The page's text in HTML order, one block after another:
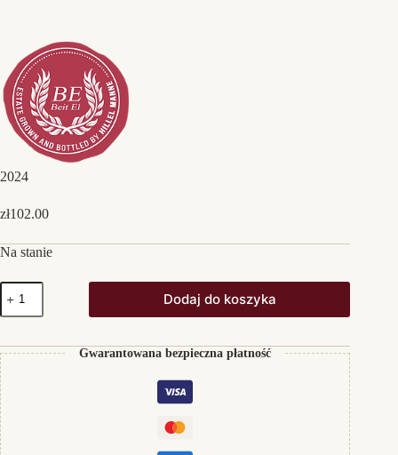
2024
zł102.00
Na stanie
ilość
Beit
El
Garden
Dodaj do koszyka
Gwarantowana bezpieczna płatność